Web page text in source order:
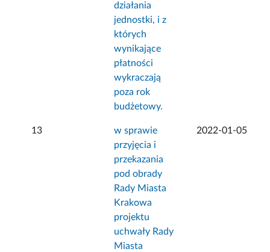
działania
jednostki, i z
których
wynikające
płatności
wykraczają
poza rok
budżetowy.
13
w sprawie
przyjęcia i
przekazania
pod obrady
Rady Miasta
Krakowa
projektu
uchwały Rady
Miasta
2022-01-05